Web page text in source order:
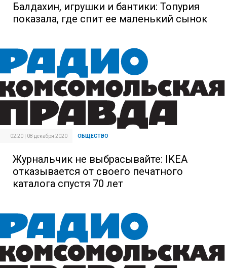
Балдахин, игрушки и бантики: Топурия
показала, где спит ее маленький сынок
02:20 | 08 декабря 2020 ОБЩЕСТВО
Журнальчик не выбрасывайте: IKEA
отказывается от своего печатного
каталога спустя 70 лет